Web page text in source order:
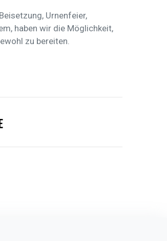
Urnenfeier,
haben wir die Möglichkeit,
zu bereiten.